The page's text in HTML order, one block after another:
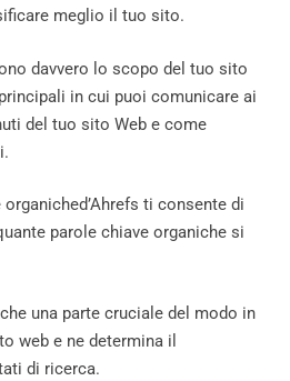
meglio il tuo sito.
davvero lo scopo del tuo sito
in cui puoi comunicare ai
del tuo sito Web e come
ti consente di
parole chiave organiche si
una parte cruciale del modo in
web e ne determina il
di ricerca.